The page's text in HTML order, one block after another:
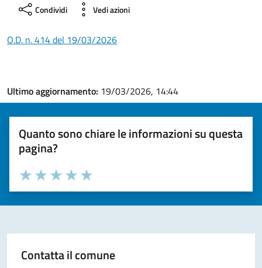
Condividi Vedi azioni
O.D. n. 414 del 19/03/2026
Ultimo aggiornamento: 19/03/2026, 14:44
Quanto sono chiare le informazioni su questa
pagina?
Valuta la chiarezza delle informazioni (da 1 a 5 stelle)
Seleziona il numero di stelle per valutare la chiarezza delle
Valuta 5 stelle su 5
Valuta 4 stelle su 5
Valuta 3 stelle su 5
Valuta 2 stelle su 5
Valuta 1 stelle su 5
Contatta il comune